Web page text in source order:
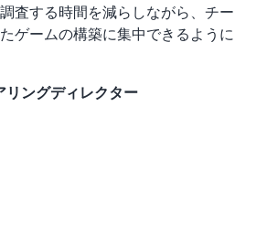
査する時間を減らしながら、チー
ゲームの構築に集中できるように
リングディレクター